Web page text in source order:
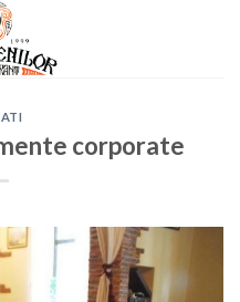
corporate